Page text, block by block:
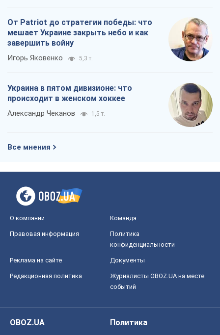
От Patriot до стратегии победы: что
мешает Украине закрыть небо и как
завершить войну
Игорь Яковенко 5,3 т.
Украина в пятом дивизионе: что
происходит в женском хоккее
Александр Чеканов 1,5 т.
Все мнения
О компании Команда
Правовая информация
Политика
конфиденциальности
Реклама на сайте Документы
Редакционная политика
Журналисты OBOZ.UA на месте
событий
OBOZ.UA
Политика